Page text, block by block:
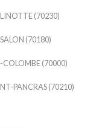
(70230)
(70180)
COLOMBE (70000)
PANCRAS (70210)